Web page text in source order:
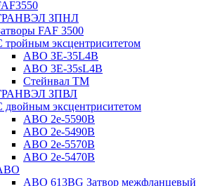
ЗПНЛ
FAF 3500
тройным эксцентриситетом
ABO ЗE-35L4B
ABO 3E-35sL4B
Стейнвал ТМ
ЗПВЛ
двойным эксцентриситетом
ABO 2e-5590B
ABO 2е-5490B
ABO 2е-5570B
ABO 2е-5470B
ABO 613BG Затвор межфланцевый